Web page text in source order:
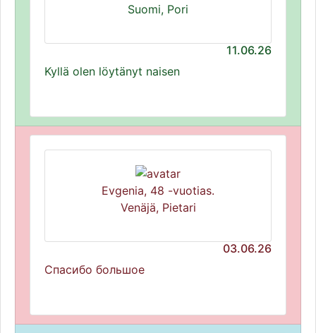
Suomi, Pori
11.06.26
Kyllä olen löytänyt naisen
Evgenia, 48 -vuotias.
Venäjä, Pietari
03.06.26
Спасибо большое